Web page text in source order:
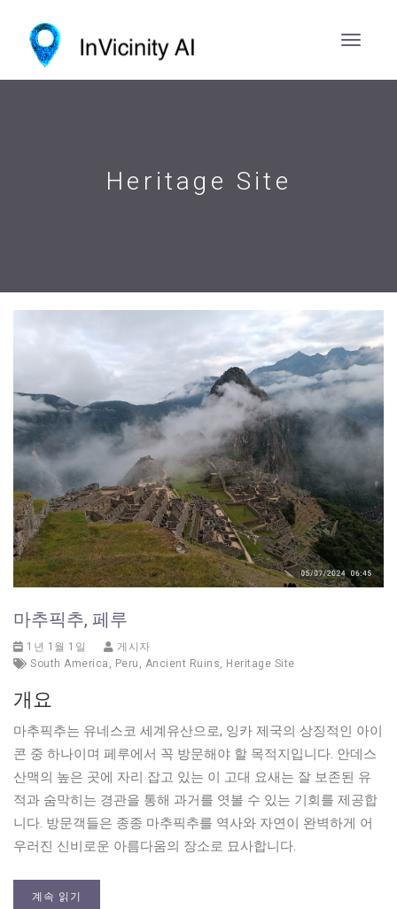
Heritage Site
마추픽추, 페루
1년 1월 1일
게시자
South America , Peru , Ancient Ruins, Heritage Site
개요
마추픽추는 유네스코 세계유산으로, 잉카 제국의 상징적인 아이
콘 중 하나이며 페루에서 꼭 방문해야 할 목적지입니다. 안데스
산맥의 높은 곳에 자리 잡고 있는 이 고대 요새는 잘 보존된 유
적과 숨막히는 경관을 통해 과거를 엿볼 수 있는 기회를 제공합
니다. 방문객들은 종종 마추픽추를 역사와 자연이 완벽하게 어
우러진 신비로운 아름다움의 장소로 묘사합니다.
계속 읽기